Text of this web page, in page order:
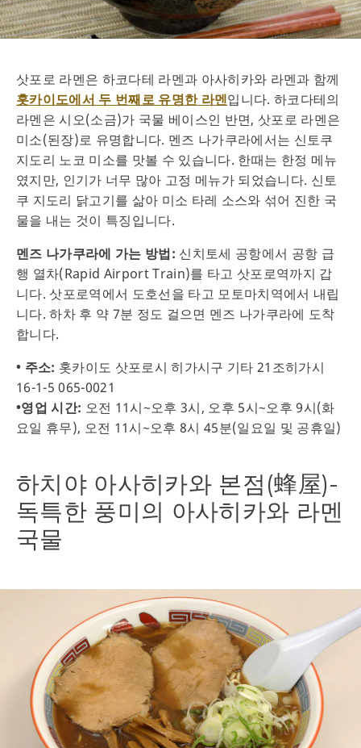
삿포로 라멘은 하코다테 라멘과 아사히카와 라멘과 함께
홋카이도에서 두 번째로 유명한 라멘입니다. 하코다테의
라멘은 시오(소금)가 국물 베이스인 반면, 삿포로 라멘은
미소(된장)로 유명합니다. 멘즈 나가쿠라에서는 신토쿠
지도리 노코 미소를 맛볼 수 있습니다. 한때는 한정 메뉴
였지만, 인기가 너무 많아 고정 메뉴가 되었습니다. 신토
쿠 지도리 닭고기를 삶아 미소 타레 소스와 섞어 진한 국
물을 내는 것이 특징입니다.
멘즈 나가쿠라에 가는 방법: 신치토세 공항에서 공항 급
행 열차(Rapid Airport Train)를 타고 삿포로역까지 갑
니다. 삿포로역에서 도호선을 타고 모토마치역에서 내립
니다. 하차 후 약 7분 정도 걸으면 멘즈 나가쿠라에 도착
합니다.
• 주소: 홋카이도 삿포로시 히가시구 기타 21조히가시
16-1-5 065-0021
•영업 시간: 오전 11시~오후 3시, 오후 5시~오후 9시(화
요일 휴무), 오전 11시~오후 8시 45분(일요일 및 공휴일)
하치야 아사히카와 본점(蜂屋)-
독특한 풍미의 아사히카와 라멘
국물